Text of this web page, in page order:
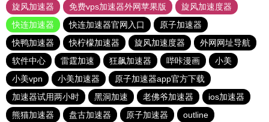
旋风加速器
免费vps加速器外网苹果版
旋风加速度器
快连加速器
快连加速器官网入口
原子加速器
快鸭加速器
快柠檬加速器 旋风加速度器
外网网址导航
软件中心
雷霆加速 狂飙加速器 哔咔漫画
小美
小美vpn
小美加速器
原子加速器app官方下载
加速器试用两小时
黑洞加速 老佛爷加速器
ios加速器
熊猫加速器
盘古加速器 原子加速器
outline